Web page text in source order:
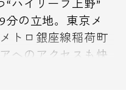
“ハイリーフ上野”
分の立地。東京メ
トロ銀座線稲荷町
へのアクセスも快
ランで単身者や2人